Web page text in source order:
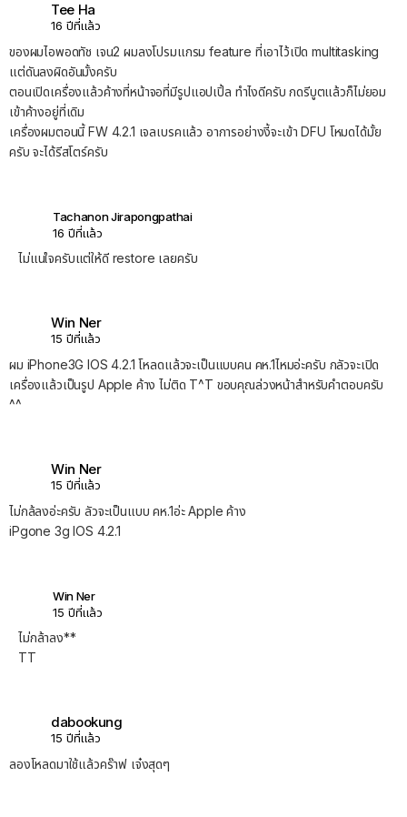
Tee Ha
16 ปีที่แล้ว
ของผมไอพอดทัช เจน2 ผมลงโปรมแกรม feature ที่เอาไว้เปิด multitasking
แต่ดันลงผิดอันมั้งครับ
ตอนเปิดเครื่องแล้วค้างที่หน้าจอที่มีรูปแอปเปิ้ล ทำไงดีครับ กดรีบูตแล้วก็ไม่ยอม
เข้าค้างอยู่ที่เดิม
เครื่องผมตอนนี้ FW 4.2.1 เจลเบรคแล้ว อาการอย่างงี้จะเข้า DFU โหมดได้มั้ย
ครับ จะได้รีสโตร์ครับ
Tachanon Jirapongpathai
16 ปีที่แล้ว
ไม่แน่ใจครับแต่ให้ดี restore เลยครับ
Win Ner
15 ปีที่แล้ว
ผม iPhone3G IOS 4.2.1 โหลดแล้วจะเป็นแบบคน คห.1ไหมอ่ะครับ กลัวจะเปิด
เครื่องแล้วเป็นรูป Apple ค้าง ไม่ติด T^T ขอบคุณล่วงหน้าสำหรับคำตอบครับ
^^
Win Ner
15 ปีที่แล้ว
ไม่กล้ลงอ่ะครับ ลัวจะเป็นแบบ คห.1อ่ะ Apple ค้าง
iPgone 3g IOS 4.2.1
Win Ner
15 ปีที่แล้ว
ไม่กล้าลง**
TT
dabookung
15 ปีที่แล้ว
ลองโหลดมาใช้แล้วคร๊าฟ เจ๋งสุดๆ